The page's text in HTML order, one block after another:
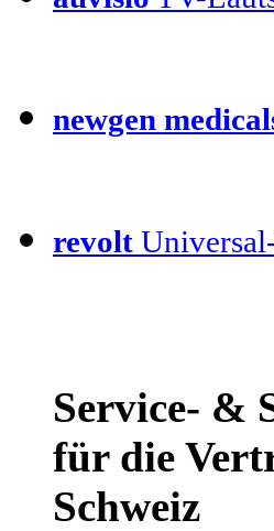
newgen
revolt
Service- &
für die
Schweiz